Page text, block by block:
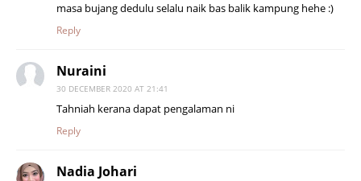
masa bujang dedulu selalu naik bas balik kampung hehe :)
Reply
Nuraini
30 DECEMBER 2020 AT 21:41
Tahniah kerana dapat pengalaman ni
Reply
Nadia Johari